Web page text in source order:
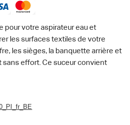
pour votre aspirateur eau et
les surfaces textiles de votre
les sièges, la banquette arrière et
sans effort. Ce suceur convient
surfaces rembourrées, les tissus